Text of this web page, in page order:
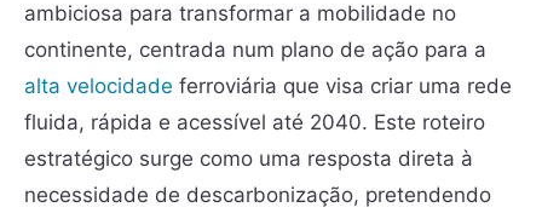
ambiciosa para transformar a mobilidade no
continente, centrada num plano de ação para a
alta velocidade ferroviária que visa criar uma rede
fluida, rápida e acessível até 2040. Este roteiro
estratégico surge como uma resposta direta à
necessidade de descarbonização, pretendendo